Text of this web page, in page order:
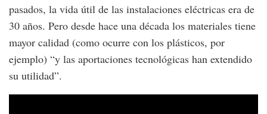
pasados, la vida útil de las instalaciones eléctricas era de
30 años. Pero desde hace una década los materiales tiene
mayor calidad (como ocurre con los plásticos, por
ejemplo) “y las aportaciones tecnológicas han extendido
su utilidad”.